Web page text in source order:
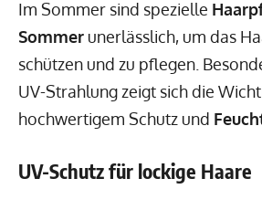
Im Sommer sind spezielle
Sommer unerlässlich, um das
schützen und zu pflegen.
UV-Strahlung zeigt sich die
hochwertigem Schutz und
UV-Schutz für lockige Haare